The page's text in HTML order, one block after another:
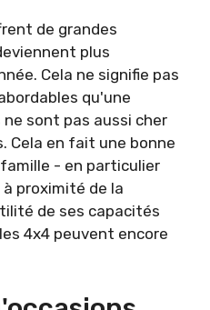
de grandes
plus
Cela ne signifie pas
qu'une
sont pas aussi cher
Cela en fait une bonne
- en particulier
proximité de la
de ses capacités
4x4 peuvent encore